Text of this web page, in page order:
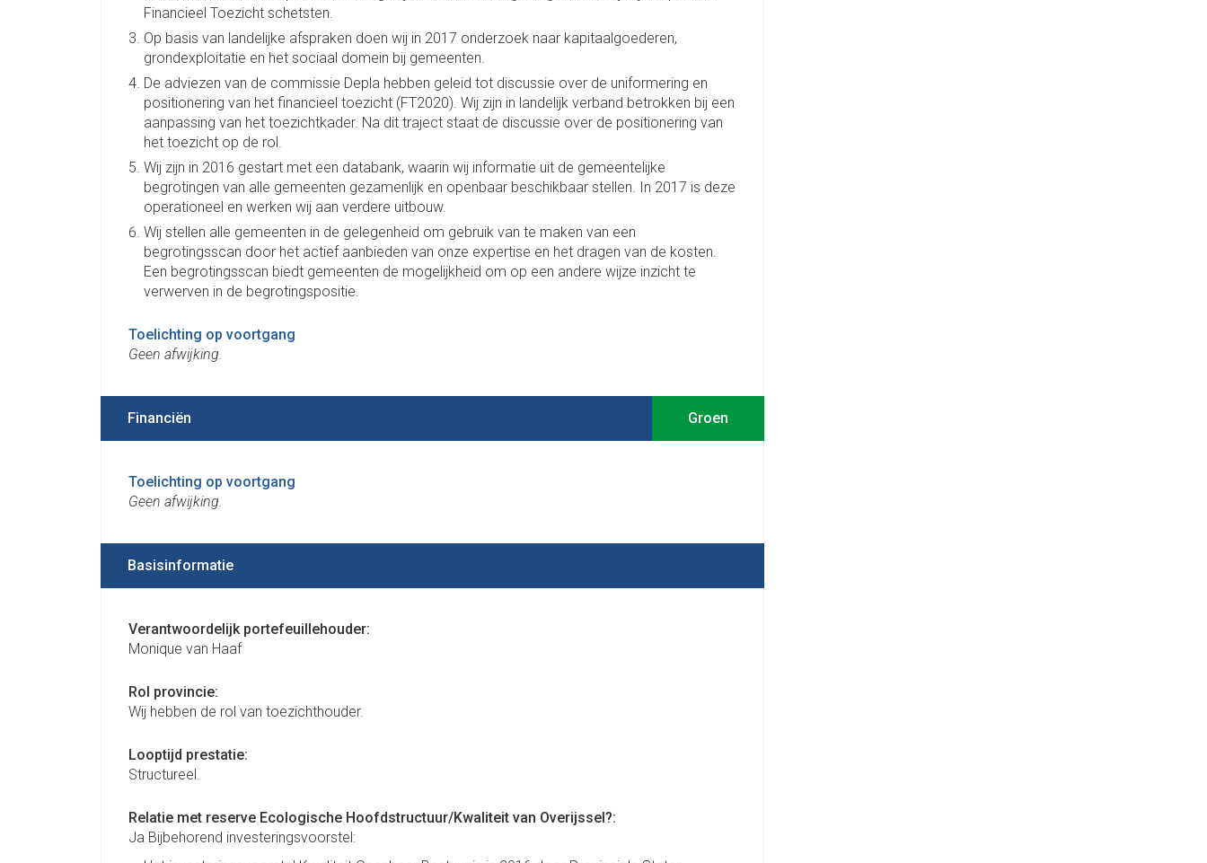
Financieel Toezicht schetsten.
Op basis van landelijke afspraken doen wij in 2017 onderzoek naar kapitaalgoederen,
grondexploitatie en het sociaal domein bij gemeenten.
De adviezen van de commissie Depla hebben geleid tot discussie over de uniformering en
positionering van het financieel toezicht (FT2020). Wij zijn in landelijk verband betrokken bij een
aanpassing van het toezichtkader. Na dit traject staat de discussie over de positionering van
het toezicht op de rol.
Wij zijn in 2016 gestart met een databank, waarin wij informatie uit de gemeentelijke
begrotingen van alle gemeenten gezamenlijk en openbaar beschikbaar stellen. In 2017 is deze
operationeel en werken wij aan verdere uitbouw.
Wij stellen alle gemeenten in de gelegenheid om gebruik van te maken van een
begrotingsscan door het actief aanbieden van onze expertise en het dragen van de kosten.
Een begrotingsscan biedt gemeenten de mogelijkheid om op een andere wijze inzicht te
verwerven in de begrotingspositie.
Toelichting op voortgang
Geen afwijking.
Financiën
Toelichting op voortgang
Geen afwijking.
Basisinformatie
Verantwoordelijk portefeuillehouder:
Monique van Haaf
Rol provincie:
Wij hebben de rol van toezichthouder.
Looptijd prestatie:
Structureel.
Relatie met reserve Ecologische Hoofdstructuur/Kwaliteit van Overijssel?:
Ja Bijbehorend investeringsvoorstel: